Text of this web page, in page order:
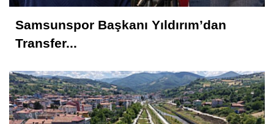
Nedim AYDIN
Başladı?
Metin ATLI
Samsunspor Başkanı Yıldırım’dan
Transfer...